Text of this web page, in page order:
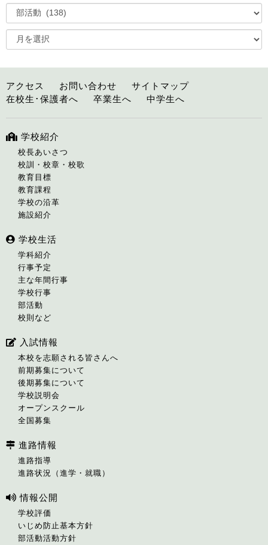
アクセス お問い合わせ
サイトマップ
在校生･保護者へ
卒業生へ 中学生へ
学校紹介
校長あいさつ
校訓・校章・校歌
教育目標
教育課程
学校の沿革
施設紹介
学校生活
学科紹介
行事予定
主な年間行事
学校行事
部活動
校則など
入試情報
本校を志願される皆さんへ
前期募集について
後期募集について
学校説明会
オープンスクール
全国募集
進路情報
進路指導
進路状況（進学・就職）
情報公開
学校評価
いじめ防止基本方針
部活動活動方針